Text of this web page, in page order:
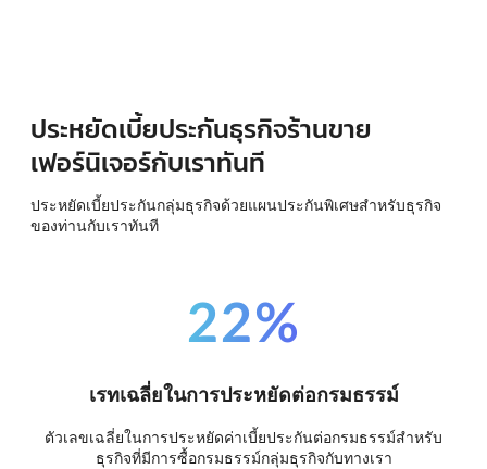
ประหยัดเบี้ยประกันธุรกิจร้านขาย
เฟอร์นิเจอร์กับเราทันที
ประหยัดเบี้ยประกันกลุ่มธุรกิจด้วยแผนประกันพิเศษสำหรับธุรกิจ
ของท่านกับเราทันที
22%
เรทเฉลี่ยในการประหยัดต่อกรมธรรม์
ตัวเลขเฉลี่ยในการประหยัดค่าเบี้ยประกันต่อกรมธรรม์สำหรับ
ธุรกิจที่มีการซื้อกรมธรรม์กลุ่มธุรกิจกับทางเรา